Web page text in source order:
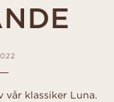
vår klassiker Luna.